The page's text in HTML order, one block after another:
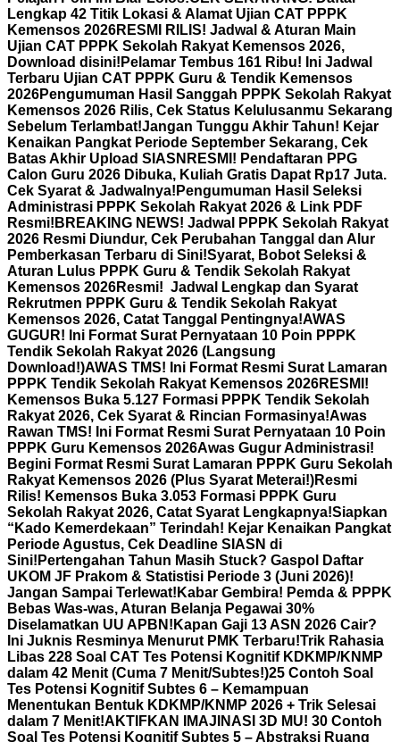
Lengkap 42 Titik Lokasi & Alamat Ujian CAT PPPK
Kemensos 2026RESMI RILIS! Jadwal & Aturan Main
Ujian CAT PPPK Sekolah Rakyat Kemensos 2026,
Download disini! Pelamar Tembus 161 Ribu! Ini Jadwal
Terbaru Ujian CAT PPPK Guru & Tendik Kemensos
2026Pengumuman Hasil Sanggah PPPK Sekolah Rakyat
Kemensos 2026 Rilis, Cek Status Kelulusanmu Sekarang
Sebelum Terlambat!Jangan Tunggu Akhir Tahun! Kejar
Kenaikan Pangkat Periode September Sekarang, Cek
Batas Akhir Upload SIASN RESMI! Pendaftaran PPG
Calon Guru 2026 Dibuka, Kuliah Gratis Dapat Rp17 Juta.
Cek Syarat & Jadwalnya! Pengumuman Hasil Seleksi
Administrasi PPPK Sekolah Rakyat 2026 & Link PDF
Resmi! BREAKING NEWS! Jadwal PPPK Sekolah Rakyat
2026 Resmi Diundur, Cek Perubahan Tanggal dan Alur
Pemberkasan Terbaru di Sini!Syarat, Bobot Seleksi &
Aturan Lulus PPPK Guru & Tendik Sekolah Rakyat
Kemensos 2026Resmi! Jadwal Lengkap dan Syarat
Rekrutmen PPPK Guru & Tendik Sekolah Rakyat
Kemensos 2026, Catat Tanggal Pentingnya!AWAS
GUGUR! Ini Format Surat Pernyataan 10 Poin PPPK
Tendik Sekolah Rakyat 2026 (Langsung
Download!)AWAS TMS! Ini Format Resmi Surat Lamaran
PPPK Tendik Sekolah Rakyat Kemensos 2026RESMI!
Kemensos Buka 5.127 Formasi PPPK Tendik Sekolah
Rakyat 2026, Cek Syarat & Rincian Formasinya!Awas
Rawan TMS! Ini Format Resmi Surat Pernyataan 10 Poin
PPPK Guru Kemensos 2026Awas Gugur Administrasi!
Begini Format Resmi Surat Lamaran PPPK Guru Sekolah
Rakyat Kemensos 2026 (Plus Syarat Meterai!)Resmi
Rilis! Kemensos Buka 3.053 Formasi PPPK Guru
Sekolah Rakyat 2026, Catat Syarat Lengkapnya!Siapkan
“Kado Kemerdekaan” Terindah! Kejar Kenaikan Pangkat
Periode Agustus, Cek Deadline SIASN di
Sini! Pertengahan Tahun Masih Stuck? Gaspol Daftar
UKOM JF Prakom & Statistisi Periode 3 (Juni 2026)!
Jangan Sampai Terlewat! Kabar Gembira! Pemda & PPPK
Bebas Was-was, Aturan Belanja Pegawai 30%
Diselamatkan UU APBN! Kapan Gaji 13 ASN 2026 Cair?
Ini Juknis Resminya Menurut PMK Terbaru!Trik Rahasia
Libas 228 Soal CAT Tes Potensi Kognitif KDKMP/KNMP
dalam 42 Menit (Cuma 7 Menit/Subtes!)25 Contoh Soal
Tes Potensi Kognitif Subtes 6 – Kemampuan
Menentukan Bentuk KDKMP/KNMP 2026 + Trik Selesai
dalam 7 Menit!AKTIFKAN IMAJINASI 3D MU! 30 Contoh
Soal Tes Potensi Kognitif Subtes 5 – Abstraksi Ruang